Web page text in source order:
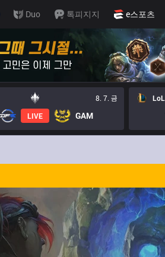
Duo 톡피지지 e스포츠
8. 7. 금
LIVE GAM
LoL